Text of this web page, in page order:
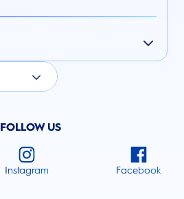
FOLLOW US
Instagram Facebook